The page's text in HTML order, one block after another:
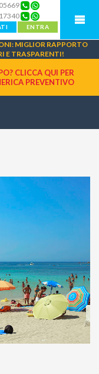
ENTRA
MIGLIOR RAPPORTO
E TRASPARENTI!
CLICCA QUI PER
PREVENTIVO